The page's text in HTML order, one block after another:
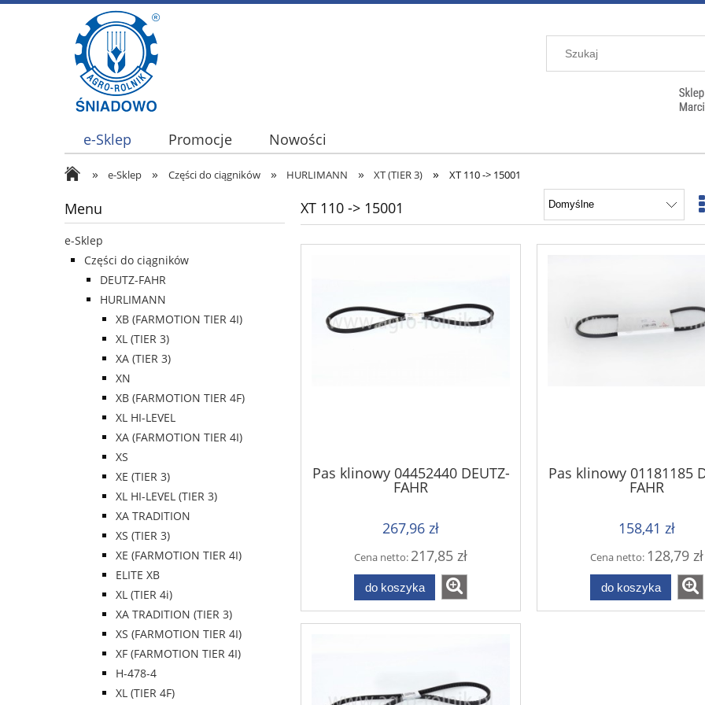
e-Sklep Promocje Nowości
» e-Sklep » Części do ciągników » HURLIMANN » XT (TIER 3) » XT 110 -> 15001
Menu
e-Sklep
Części do ciągników
DEUTZ-FAHR
HURLIMANN
XB (FARMOTION TIER 4I)
XL (TIER 3)
XA (TIER 3)
XN
XB (FARMOTION TIER 4F)
XL HI-LEVEL
XA (FARMOTION TIER 4I)
XS
XE (TIER 3)
XL HI-LEVEL (TIER 3)
XA TRADITION
XS (TIER 3)
XE (FARMOTION TIER 4I)
ELITE XB
XL (TIER 4i)
XA TRADITION (TIER 3)
XS (FARMOTION TIER 4I)
XF (FARMOTION TIER 4I)
H-478-4
XL (TIER 4F)
XT 110 -> 15001
Pas klinowy 04452440 DEUTZ-
FAHR
267,96 zł
Cena netto: 217,85 zł
do koszyka
Pas klinowy 01181185
FAHR
158,41 zł
Cena netto: 128,79 zł
do koszyka